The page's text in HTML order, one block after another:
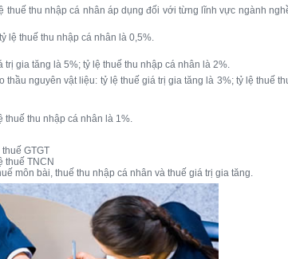
thuế thu nhập cá nhân áp dụng đối với từng lĩnh vực ngành
lệ thuế thu nhập cá nhân là 0,5%.
gia tăng là 5%; tỷ lệ thuế thu nhập cá nhân là 2%.
nguyên vật liệu: tỷ lệ thuế giá trị gia tăng là 3%; tỷ lệ thuế
thu nhập cá nhân là 1%.
GTGT
TNCN
môn bài, thuế thu nhập cá nhân và thuế giá trị gia tăng.